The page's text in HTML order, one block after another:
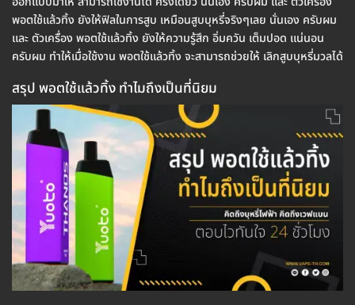
พอตใช้แล้วทิ้ง ยังให้ฟิลในการสูบ เหมือนสูบบุหรี่จริงๆเลย นั่นเอง ครับผม
และ ตัวเครื่อง พอตใช้แล้วทิ้ง ยังให้ความรู้สึก อิ่มควัน เต็มปอด แน่นอน
ครับผม ทำให้เมื่อใช้งาน พอตใช้แล้วทิ้ง จะสามารถช่วยให้ เลิกสูบบุหรี่มวลได้
สรุป พอตใช้แล้วทิ้ง ทำไมถึงเป็นที่นิยม